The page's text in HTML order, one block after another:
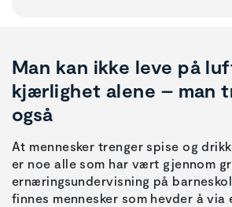
Man kan ikke leve på
kjærlighet alene – man
også
At mennesker trenger spise og
er noe alle som har vært gjennom
ernæringsundervisning på
finnes mennesker som hevder å via